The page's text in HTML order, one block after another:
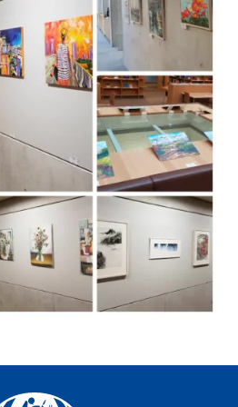
Facebook
YouTube
Instagram